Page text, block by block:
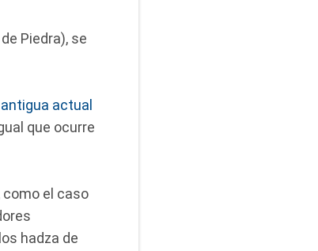
Piedra), se
actual
que ocurre
el caso
hadza de